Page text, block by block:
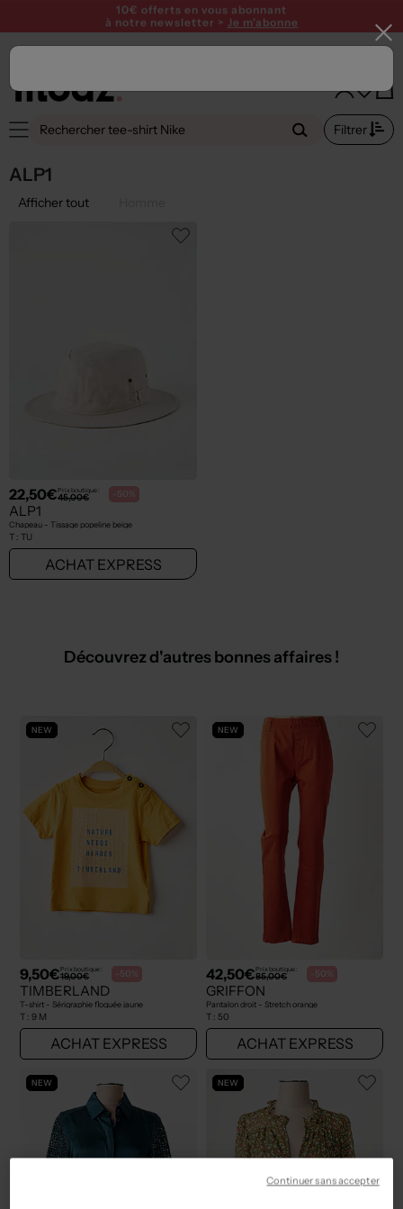
SUMMER PARTY ! Profitez de 15€ offerts dès 120€ avec le code
SUMMER26
Filtrer
ALP1
Afficher tout
22,50€Prix boutique :
45,00€ -50%
ALP1
Chapeau - Tissage popeline beige
T : TU
ACHAT EXPRESS
Découvrez d'autres bonnes affaires !
NEW
9,50€Prix boutique :
19,00€ -50%
TIMBERLAND
T-shirt - Sérigraphie floquée jaune
T : 9 M
ACHAT EXPRESS
NEW
42,50€Prix boutique :
85,00€ -50%
GRIFFON
Pantalon droit - Stretch orange
T : 50
ACHAT EXPRESS
NEW NEW
Continuer sans accepter